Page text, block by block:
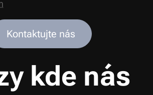
Kontaktujte nás
kde nás